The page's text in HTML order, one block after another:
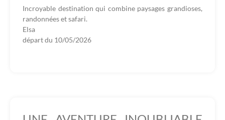
Incroyable destination qui combine paysages grandioses,
randonnées et safari.
Elsa
départ du 10/05/2026